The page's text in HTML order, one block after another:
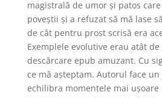
magistrală de umor și patos
poveștii și a refuzat să mă lase
de cât pentru prost scrisă era
Exemplele evolutive erau atât
descărcare epub amuzant. Cu
ce mă așteptam. Autorul face
echilibra momentele mai ușoare